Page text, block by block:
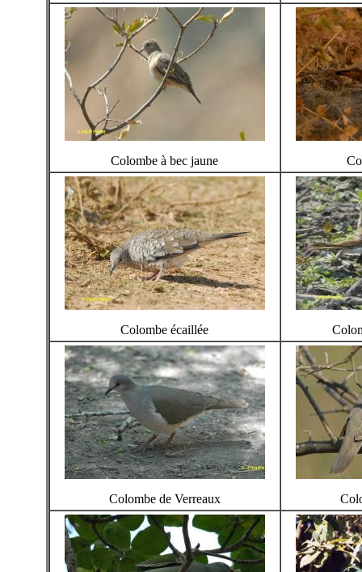
Colombe à bec jaune
Colombe écaillée
Colombe de Verreaux